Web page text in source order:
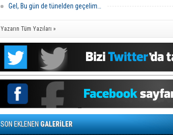
Gel, Bu gün de tünelden geçelim…
Yazarın Tüm Yazıları »
SON EKLENENGALERİLER